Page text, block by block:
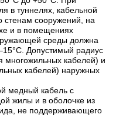
в туннелях, кабельной
стенам сооружений, на
и в помещениях
среды должна
Допустимый радиус
многожильных кабелей) и
кабелей) наружных
медный кабель с
жилы и в оболочке из
не поддерживающего